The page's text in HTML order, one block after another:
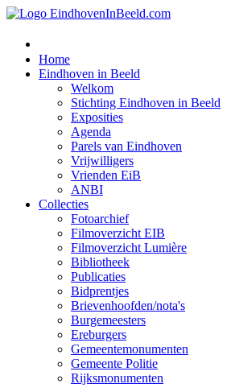
Home
Eindhoven in Beeld
Welkom
Stichting Eindhoven in Beeld
Exposities
Agenda
Parels van Eindhoven
Vrijwilligers
Vrienden EiB
ANBI
Collecties
Fotoarchief
Filmoverzicht EIB
Filmoverzicht Lumière
Bibliotheek
Publicaties
Bidprentjes
Brievenhoofden/nota's
Burgemeesters
Ereburgers
Gemeentemonumenten
Gemeente Politie
Rijksmonumenten